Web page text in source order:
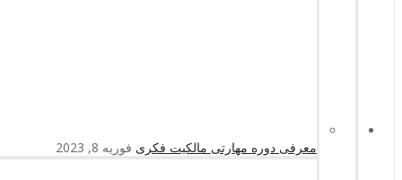
معرفی دوره مهارتی مالکیت فکری فوریه 8, 2023